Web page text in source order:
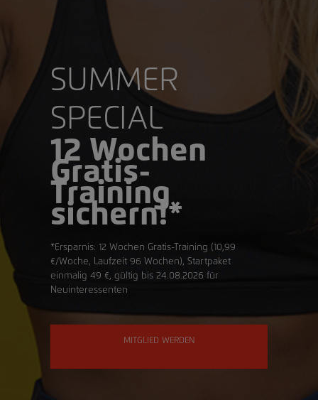
SUMMER
SPECIAL
12 Wochen
Gratis-
Training
sichern!*
*Ersparnis: 12 Wochen Gratis-Training (10,99
€/Woche, Laufzeit 96 Wochen), Startpaket
einmalig 49 €, gültig bis 24.08.2026 für
Neuinteressenten
MITGLIED WERDEN